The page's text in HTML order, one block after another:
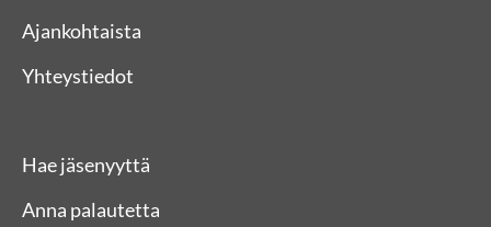
Ajankohtaista
Yhteystiedot
Hae jäsenyyttä
Anna palautetta